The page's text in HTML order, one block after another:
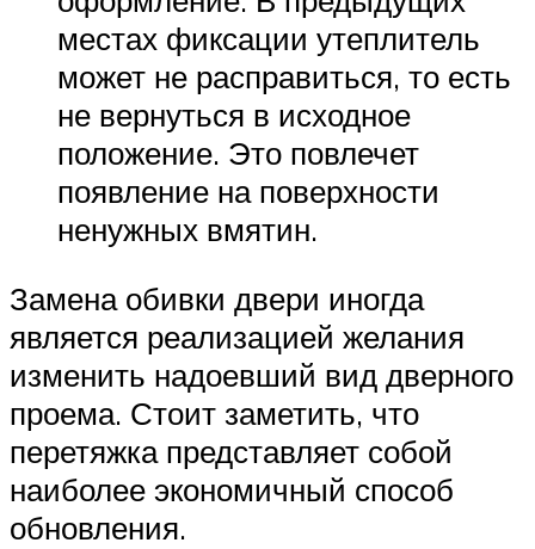
местах фиксации утеплитель
может не расправиться, то есть
не вернуться в исходное
положение. Это повлечет
появление на поверхности
ненужных вмятин.
Замена обивки двери иногда
является реализацией желания
изменить надоевший вид дверного
проема. Стоит заметить, что
перетяжка представляет собой
наиболее экономичный способ
обновления.